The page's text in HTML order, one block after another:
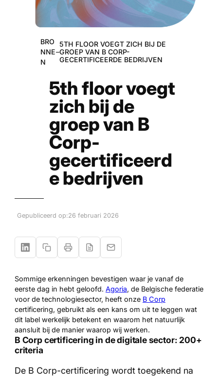
BRO
NNE
N
–
5TH FLOOR VOEGT ZICH BIJ DE
GROEP VAN B CORP-
GECERTIFICEERDE BEDRIJVEN
5th floor voegt
zich bij de
groep van B
Corp-
gecertificeerd
e bedrijven
Gepubliceerd op:26 februari 2026
Sommige erkenningen bevestigen waar je vanaf de
eerste dag in hebt geloofd. Agoria, de Belgische federatie
voor de technologiesector, heeft onze B Corp
certificering, gebruikt als een kans om uit te leggen wat
dit label werkelijk betekent en waarom het natuurlijk
aansluit bij de manier waarop wij werken.
B Corp certificering in de digitale sector: 200+
criteria
De B Corp-certificering wordt toegekend na